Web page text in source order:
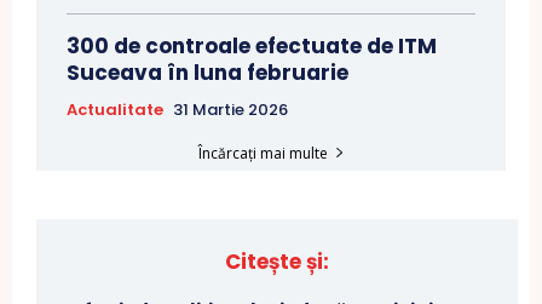
300 de controale efectuate de ITM
Suceava în luna februarie
Actualitate 31 Martie 2026
Încărcați mai multe
Citește și: